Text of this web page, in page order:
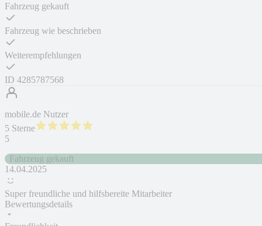
Fahrzeug gekauft
Fahrzeug wie beschrieben
Weiterempfehlungen
ID 4285787568
mobile.de Nutzer
5 Sterne
5
Fahrzeug gekauft
14.04.2025
Super freundliche und hilfsbereite Mitarbeiter
Bewertungsdetails